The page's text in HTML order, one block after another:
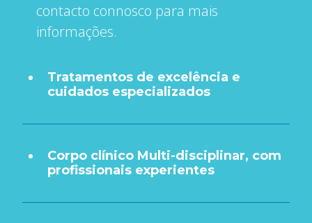
contacto connosco para mais
informações.
Tratamentos de excelência e
cuidados especializados
Corpo clínico Multi-disciplinar, com
profissionais experientes